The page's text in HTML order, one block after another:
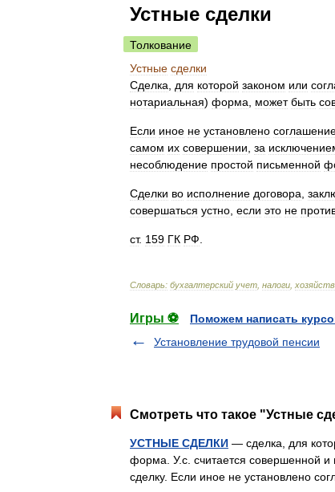
Устные сделки
Толкование
Устные сделки
Сделка
для которой законом или
нотариальная) форма может быть
Если иное не установлено
самом их совершении за
несоблюдение простой письменной
Сделки во исполнение договора
совершаться устно если это не
ст. 159 ГК РФ
Словарь: бухгалтерский учет налоги
Игры ⚽
Поможем написать
Установление трудовой пенсии
Смотреть что такое "Устные
УСТНЫЕ СДЕЛКИ — сделка, для
форма. У.с. считается совершенной и
сделку. Если иное не установлено